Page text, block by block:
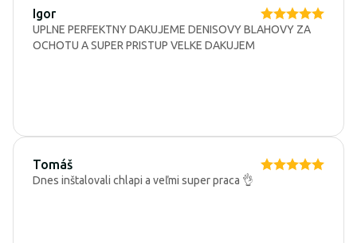
Igor
UPLNE PERFEKTNY DAKUJEME DENISOVY BLAHOVY ZA
OCHOTU A SUPER PRISTUP VELKE DAKUJEM
Tomáš
Dnes inštalovali chlapi a veľmi super praca 👌